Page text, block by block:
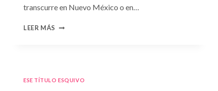
transcurre en Nuevo México o en…
LEER MÁS CONSULTA
ESE TÍTULO ESQUIVO